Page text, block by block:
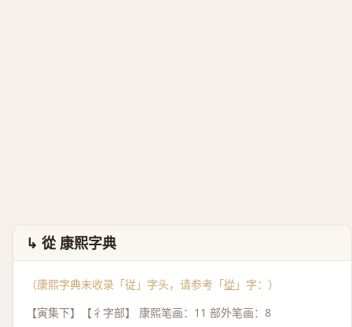
↳ 從 康熙字典
（康熙字典未收录「従」字头，请参考「從 」字：）
【寅集下】【彳字部】 康熙笔画：11 部外笔画：8